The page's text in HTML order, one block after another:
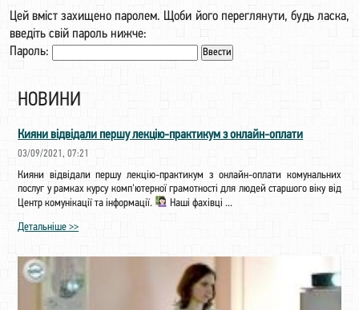
Цей вміст захищено паролем. Щоби його переглянути, будь ласка,
введіть свій пароль нижче:
Пароль:
НОВИНИ
Кияни відвідали першу лекцію-практикум з онлайн-оплати
03/09/2021, 07:21
Кияни відвідали першу лекцію-практикум з онлайн-оплати комунальних
послуг у рамках курсу комп'ютерної грамотності для людей старшого віку від
Центр комунікації та інформації.
Наші фахівці ...
Детальніше >>